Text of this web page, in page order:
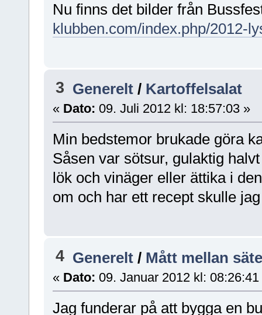
Nu finns det bilder från
klubben.com/index.php/2012-
3 Generelt / Kartoffelsalat
« Dato: 09. Juli 2012 kl: 18:57:03 »
Min bedstemor brukade göra
Såsen var sötsur, gulaktig
lök och vinäger eller ättika i
om och har ett recept skulle
4 Generelt / Mått mellan
« Dato: 09. Januar 2012 kl: 08:26:41
Jag funderar på att bygga en